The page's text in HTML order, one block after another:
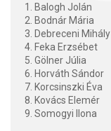
1. Balogh Jolán
2. Bodnár Mária
3. Debreceni Mihály
4. Feka Erzsébet
5. Gölner Júlia
6. Horváth Sándor
7. Korcsinszki Éva
8. Kovács Elemér
9. Somogyi Ilona